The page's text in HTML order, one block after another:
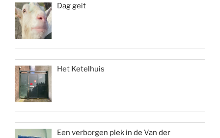
Dag geit
Het Ketelhuis
Een verborgen plek in de Van der